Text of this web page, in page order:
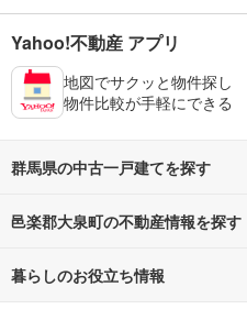
Yahoo!不動産 アプリ
地図でサクッと物件探し
物件比較が手軽にできる
群馬県の中古一戸建てを探す
路線・駅から探す
通勤・通学時間から探す
邑楽郡大泉町の不動産情報を探す
不動産・住宅
暮らしのお役立ち情報